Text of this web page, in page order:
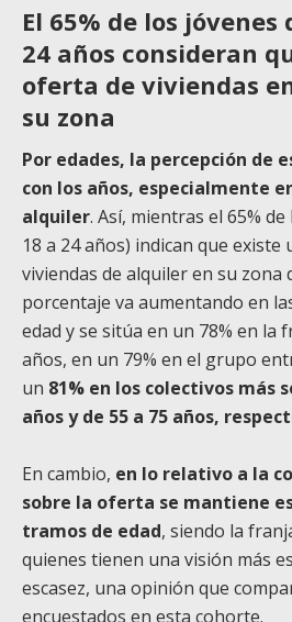
El 65% de los
24 años consideran
oferta de viviendas
su zona
Por edades, la percepción de
con los años, especialmente
alquiler. Así, mientras el 65%
18 a 24 años) indican que
viviendas de alquiler en su zona
porcentaje va aumentando en
edad y se sitúa en un 78% en la
años, en un 79% en el grupo
un 81% en los colectivos más
años y de 55 a 75 años,
En cambio, en lo relativo a la
sobre la oferta se mantiene
tramos de edad, siendo la
quienes tienen una visión más
escasez, una opinión que
encuestados en esta cohorte.